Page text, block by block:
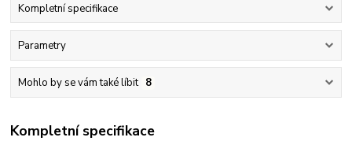
Kompletní specifikace
Parametry
Mohlo by se vám také líbit 8
Kompletní specifikace